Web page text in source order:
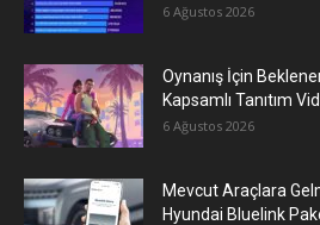
6 Ağustos 2026
Oynanış İçin
Kapsamlı Tanıtım
6 Ağustos 2026
Mevcut Araçlara
Hyundai Bluelink